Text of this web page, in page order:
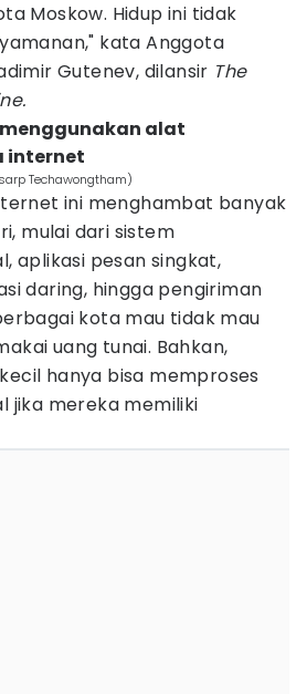
Moskow. Hidup ini tidak
kata Anggota
Gutenev, dilansir The
alat
internet
Techawongtham)
ini menghambat banyak
mulai dari sistem
aplikasi pesan singkat,
daring, hingga pengiriman
kota mau tidak mau
uang tunai. Bahkan,
hanya bisa memproses
jika mereka memiliki